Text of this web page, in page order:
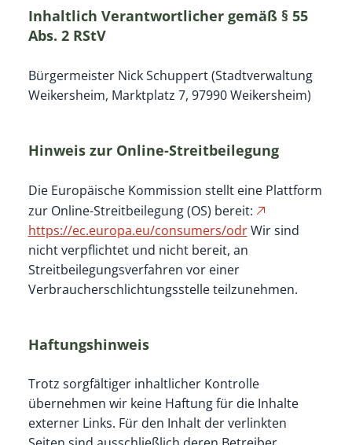
Inhaltlich Verantwortlicher gemäß § 55
Abs. 2 RStV
Bürgermeister Nick Schuppert (Stadtverwaltung
Weikersheim, Marktplatz 7, 97990 Weikersheim)
Hinweis zur Online-Streitbeilegung
Die Europäische Kommission stellt eine Plattform
zur Online-Streitbeilegung (OS) bereit:
https://ec.europa.eu/consumers/odrWir sind
nicht verpflichtet und nicht bereit, an
Streitbeilegungsverfahren vor einer
Verbraucherschlichtungsstelle teilzunehmen.
Haftungshinweis
Trotz sorgfältiger inhaltlicher Kontrolle
übernehmen wir keine Haftung für die Inhalte
externer Links. Für den Inhalt der verlinkten